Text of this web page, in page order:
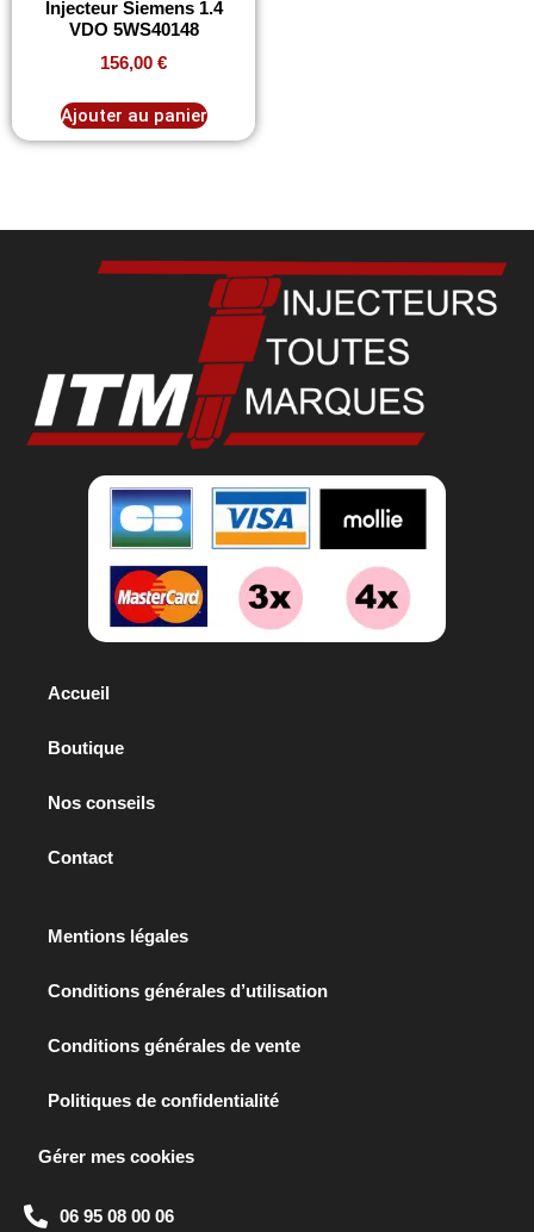
Injecteur Siemens 1.4
VDO 5WS40148
156,00 €
Ajouter au panier
Accueil
Boutique
Nos conseils
Contact
Mentions légales
Conditions générales d’utilisation
Conditions générales de vente
Politiques de confidentialité
Gérer mes cookies
06 95 08 00 06